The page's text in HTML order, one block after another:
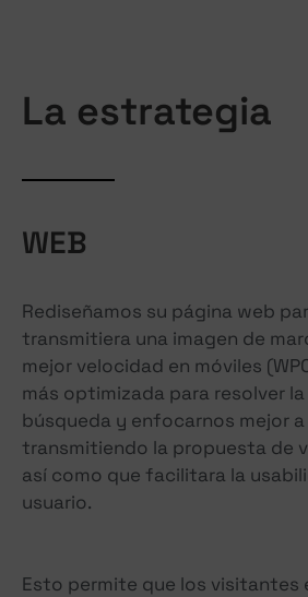
La estrategia
WEB
Rediseñamos su página web
transmitiera una imagen de
mejor velocidad en móviles
más optimizada para resolver
búsqueda y enfocarnos mejor
transmitiendo la propuesta de
así como que facilitara la
usuario.
Esto permite que los visitantes